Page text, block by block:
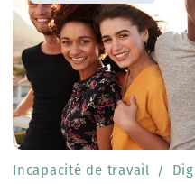
Incapacité de travail